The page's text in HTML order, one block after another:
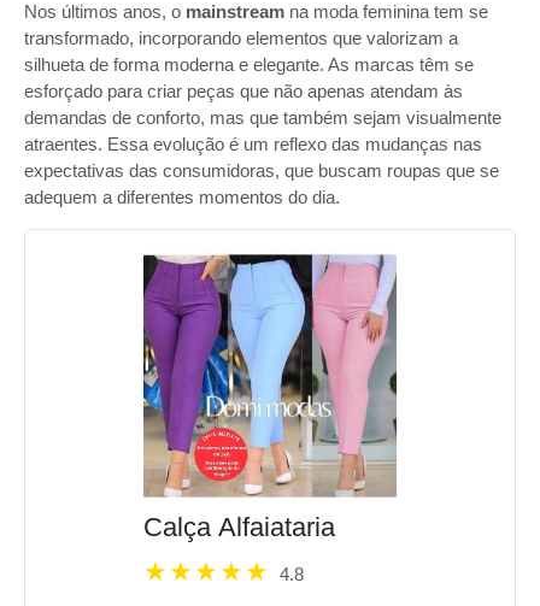
Nos últimos anos, o mainstream na moda feminina tem se
transformado, incorporando elementos que valorizam a
silhueta de forma moderna e elegante. As marcas têm se
esforçado para criar peças que não apenas atendam às
demandas de conforto, mas que também sejam visualmente
atraentes. Essa evolução é um reflexo das mudanças nas
expectativas das consumidoras, que buscam roupas que se
adequem a diferentes momentos do dia.
Calça Alfaiataria
4.8